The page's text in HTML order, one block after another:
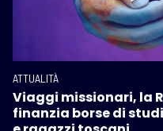
ATTUALITÀ
Viaggi missionari, la
finanzia borse di